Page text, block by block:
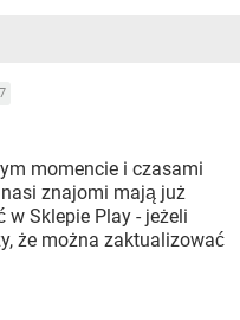
momencie i czasami
znajomi mają już
Sklepie Play - jeżeli
że można zaktualizować